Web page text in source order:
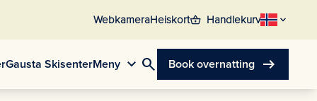
WebkameraHeiskortshopping_basket Handlekurv
Gausta SkisenterMeny search Book overnatting arrow_right_alt